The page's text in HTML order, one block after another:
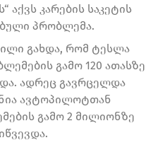
კარების საკეტის
პრობლემა.
გახდა, რომ ტესლა
გამო 120 ათასზე
ადრეც გავრცელდა
ავტოპილოტთან
გამო 2 მილიონზე